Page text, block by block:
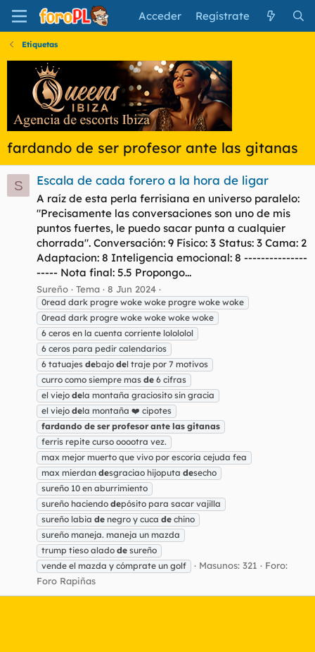
Acceder Regístrate
Etiquetas
fardando de ser profesor ante las gitanas
S Escala de cada forero a la hora de ligar
A raíz de esta perla ferrisiana en universo paralelo:
"Precisamente las conversaciones son uno de mis
puntos fuertes, le puedo sacar punta a cualquier
chorrada". Conversación: 9 Físico: 3 Status: 3 Cama: 2
Adaptacion: 8 Inteligencia emocional: 8 ---------------
----- Nota final: 5.5 Propongo...
Sureño Tema 8 Jun 2024
0read dark progre woke woke progre woke woke
0read dark progre woke woke woke woke
6 ceros en la cuenta corriente lolololol
6 ceros para pedir calendarios
6 tatuajes debajo del traje por 7 motivos
curro como siempre mas de 6 cifras
el viejo dela montaña graciosito sin gracia
el viejo dela montaña ❤️ cipotes
fardando de ser profesor ante las gitanas
ferris repite curso ooootra vez.
max mejor muerto que vivo por escoria cejuda fea
max mierdan desgraciao hijoputa desecho
sureño 10 en aburrimiento
sureño haciendo depósito para sacar vajilla
sureño labia de negro y cuca de chino
sureño maneja. maneja un mazda
trump tieso alado de sureño
vende el mazda y cómprate un golf
Masunos: 321
Foro:
Foro Rapiñas